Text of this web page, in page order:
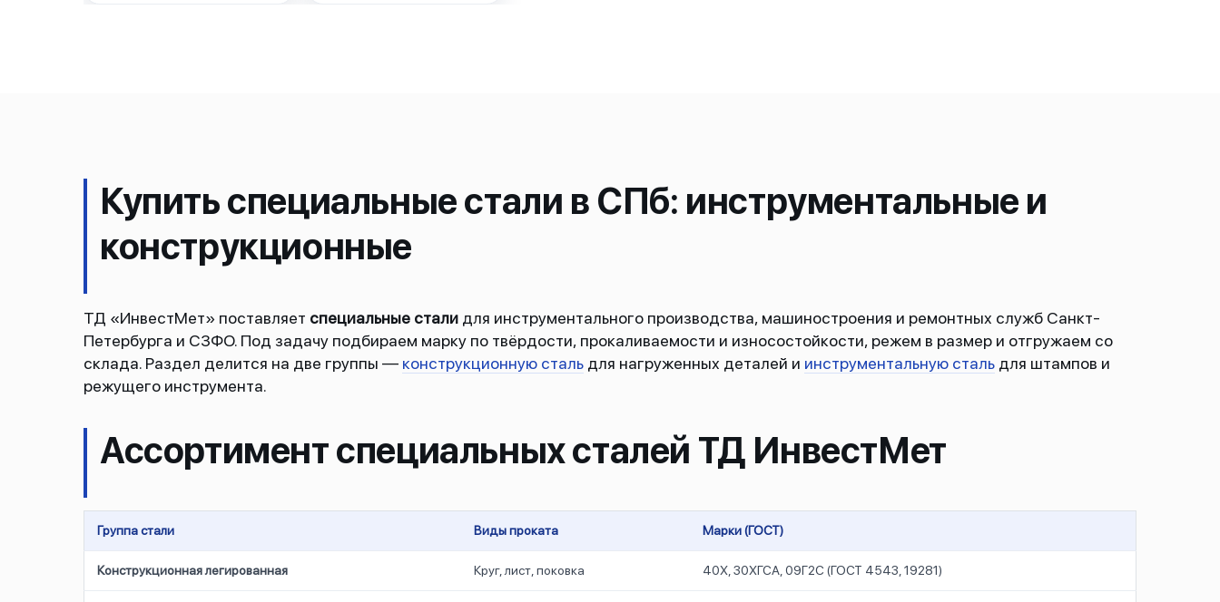
Купить специальные стали в СПб: инструментальные и
конструкционные
ТД «ИнвестМет» поставляет специальные стали для инструментального производства, машиностроения и ремонтных служб Санкт-
Петербурга и СЗФО. Под задачу подбираем марку по твёрдости, прокаливаемости и износостойкости, режем в размер и отгружаем со
склада. Раздел делится на две группы — конструкционную сталь для нагруженных деталей и инструментальную сталь для штампов и
режущего инструмента.
Ассортимент специальных сталей ТД ИнвестМет
Группа стали Виды проката Марки (ГОСТ)
Конструкционная легированная Круг, лист, поковка 40Х, 30ХГСА, 09Г2С (ГОСТ 4543, 19281)